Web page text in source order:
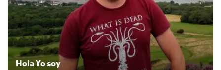
HolaYo soy